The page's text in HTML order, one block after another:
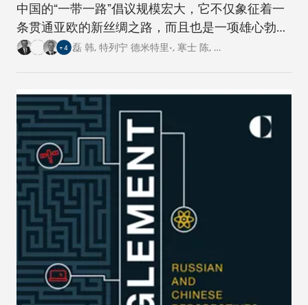
中国的“一带一路”倡议规模宏大，它不仅象征着一
条贯通亚欧的新丝绸之路，而且也是一项雄心勃勃
的跨国基础设施建设工程。对此，卡内基四个研究
+4 磊 韩, 特列宁 德米特里•, 寒士 陈, …